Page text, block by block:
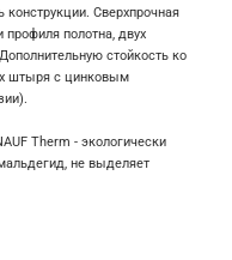
Сверхпрочная
профиля полотна, двух
стойкость ко
штыря с цинковым
Therm - экологически
не выделяет